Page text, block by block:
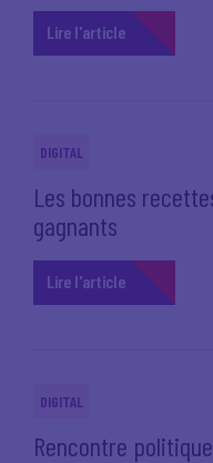
Lire l'article
DIGITAL
Les bonnes
gagnants
Lire l'article
DIGITAL
Rencontre